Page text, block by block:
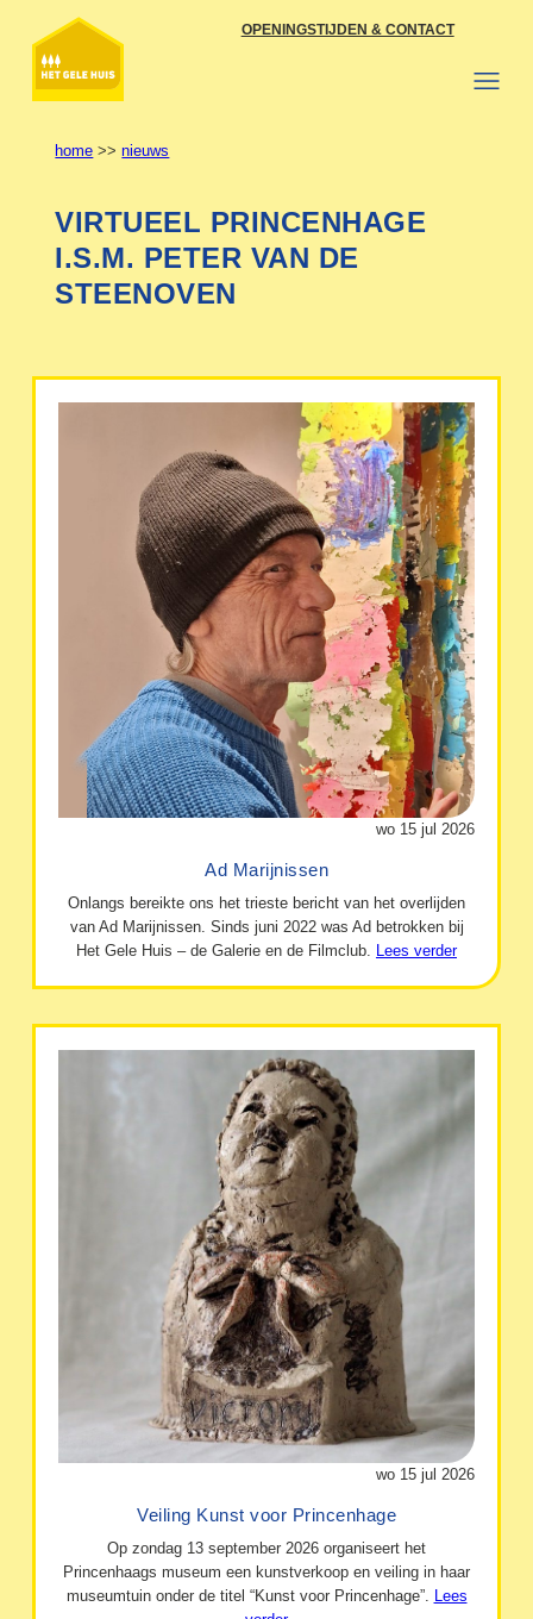
naar
inhoud
OPENINGSTIJDEN & CONTACT
home >>nieuws
VIRTUEEL PRINCENHAGE
I.S.M. PETER VAN DE
STEENOVEN
wo 15 jul 2026
Ad Marijnissen
Onlangs bereikte ons het trieste bericht van het overlijden
van Ad Marijnissen. Sinds juni 2022 was Ad betrokken bij
Het Gele Huis – de Galerie en de Filmclub. Lees verder
wo 15 jul 2026
Veiling Kunst voor Princenhage
Op zondag 13 september 2026 organiseert het
Princenhaags museum een kunstverkoop en veiling in haar
museumtuin onder de titel “Kunst voor Princenhage”. Lees